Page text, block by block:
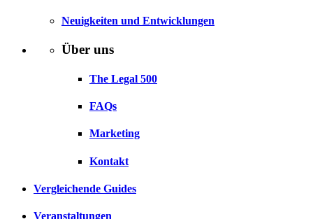
Neuigkeiten und Entwicklungen
Über uns
The Legal 500
FAQs
Marketing
Kontakt
Vergleichende Guides
Veranstaltungen